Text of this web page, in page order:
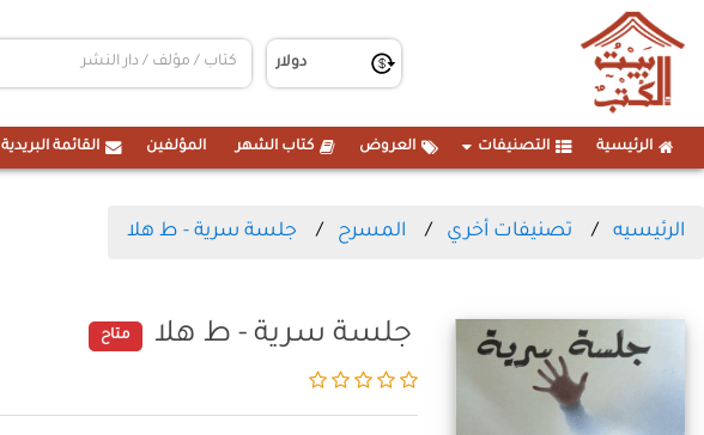
الرئيسية التصنيفات العروض كتاب الشهر المؤلفين القائمة البريدية
الرئيسيه تصنيفات أخري المسرح جلسة سرية - ط هلا
جلسة سرية - ط هلا متاح